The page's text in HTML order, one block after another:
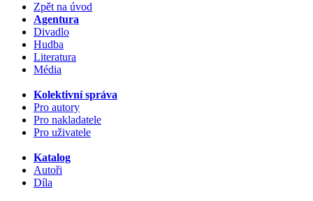
Zpět na úvod
Agentura
Divadlo
Hudba
Literatura
Média
Kolektivní správa
Pro autory
Pro nakladatele
Pro uživatele
Katalog
Autoři
Díla